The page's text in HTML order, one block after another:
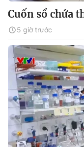
Cuốn sổ chứa
5 giờ trước